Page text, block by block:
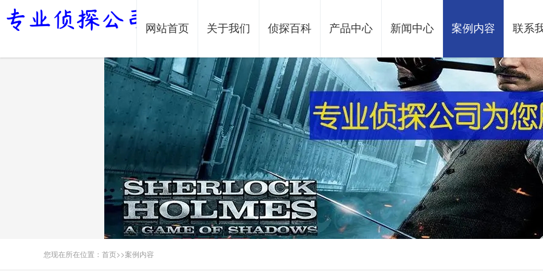
网站首页 关于我们 侦探百科 产品中心 新闻中心 案例内容 联系
您现在所在位置： 首页>>案例内容